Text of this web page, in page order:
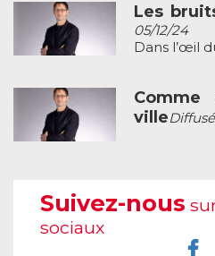
Les
05/12/24
Dans l’œil
ville
Suivez-nous
sociaux